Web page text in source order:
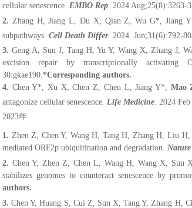
cellular senescence. EMBO Rep . 2024 Aug;25(8):3263-
2. Zhang H, Jiang L, Du X, Qian Z, Wu G*, Jiang
subpathways. Cell Death Differ. 2024. Jun;31(6):792-
3. Geng A, Sun J, Tang H, Yu Y, Wang X, Zhang J,
excision repair by transcriptionally activating
30:gkae190. *Corresponding authors.
4. Chen Y*, Xu X, Chen Z, Chen L, Jiang Y*, Mao
antagonize cellular senescence. Life Medicine . 2024
2023年
1. Zhen Z, Chen Y, Wang H, Tang H, Zhang H, Liu
mediated ORF2p ubiquitination and degradation.
2. Chen Y, Zhen Z, Chen L, Wang H, Wang X,
stabilizes genomes to counteract senescence by
authors.
3. Chen Y, Huang S, Cui Z, Sun X, Tang Y, Zhang H,